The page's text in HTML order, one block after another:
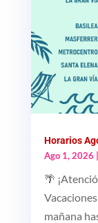
Horarios
Ago 1, 2026
🌴
mañana